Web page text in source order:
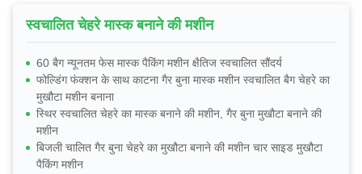
स्वचालित चेहरे मास्क बनाने की मशीन
60 बैग न्यूनतम फेस मास्क पैकिंग मशीन क्षैतिज स्वचालित सौंदर्य
फोल्डिंग फंक्शन के साथ काटना गैर बुना मास्क मशीन स्वचालित बैग चेहरे का
मुखौटा मशीन बनाना
स्थिर स्वचालित चेहरे का मास्क बनाने की मशीन, गैर बुना मुखौटा बनाने की
मशीन
बिजली चालित गैर बुना चेहरे का मुखौटा बनाने की मशीन चार साइड मुखौटा
पैकिंग मशीन